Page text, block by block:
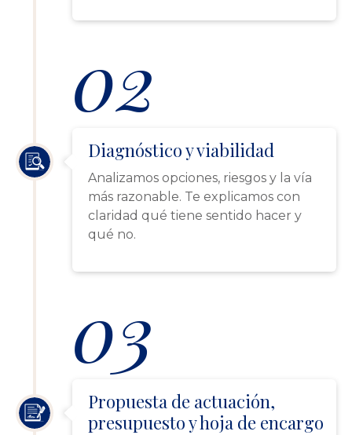
02
Diagnóstico y viabilidad
Analizamos opciones, riesgos y la vía
más razonable. Te explicamos con
claridad qué tiene sentido hacer y
qué no.
03
Propuesta de actuación,
presupuesto y hoja de encargo